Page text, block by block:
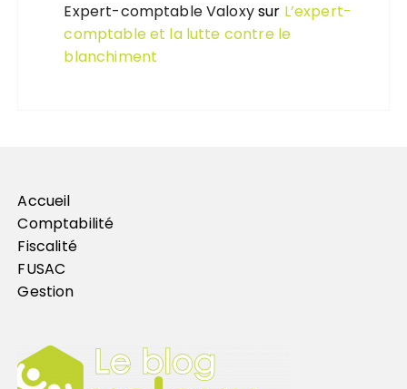
Expert-comptable Valoxysur L’expert-
comptable et la lutte contre le
blanchiment
Accueil
Comptabilité
Fiscalité
FUSAC
Gestion